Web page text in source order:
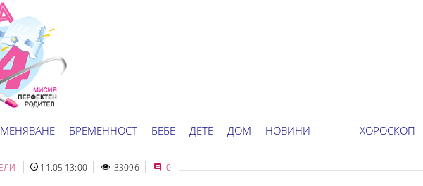
БРЕМЕННОСТ БЕБЕ ДЕТЕ ДОМ НОВИНИ ХОРОСКОП
11.05 13:00 33096 0